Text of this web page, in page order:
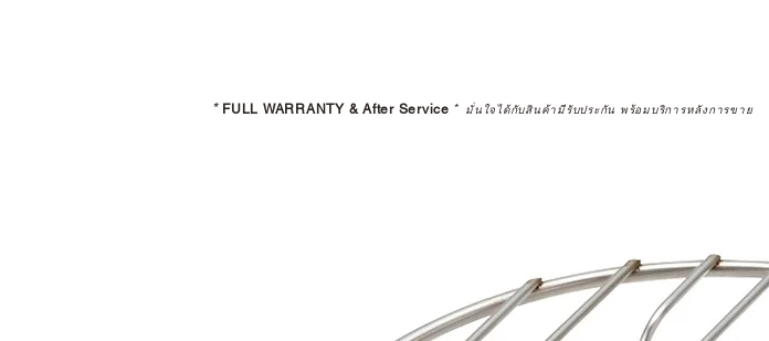
* FULL WARRANTY & After Service * มั่นใจได้กับสินค้ามีรับประกัน พร้อมบริการหลังการขาย